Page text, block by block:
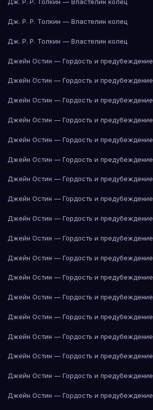
Дж. Р. Р. Толкин — Властелин колец
Дж. Р. Р. Толкин — Властелин колец
Дж. Р. Р. Толкин — Властелин колец
Джейн Остин — Гордость и предубеждение
Джейн Остин — Гордость и предубеждение
Джейн Остин — Гордость и предубеждение
Джейн Остин — Гордость и предубеждение
Джейн Остин — Гордость и предубеждение
Джейн Остин — Гордость и предубеждение
Джейн Остин — Гордость и предубеждение
Джейн Остин — Гордость и предубеждение
Джейн Остин — Гордость и предубеждение
Джейн Остин — Гордость и предубеждение
Джейн Остин — Гордость и предубеждение
Джейн Остин — Гордость и предубеждение
Джейн Остин — Гордость и предубеждение
Джейн Остин — Гордость и предубеждение
Джейн Остин — Гордость и предубеждение
Джейн Остин — Гордость и предубеждение
Джейн Остин — Гордость и предубеждение
Джейн Остин — Гордость и предубеждение